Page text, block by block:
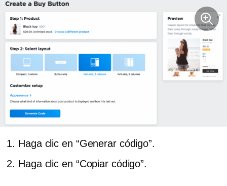
Haga clic en “Generar código”.
Haga clic en “Copiar código”.